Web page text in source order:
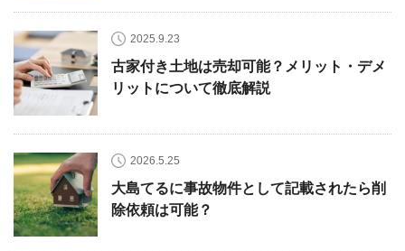
2025.9.23
古家付き土地は売却可能？メリット・デメ
リットについて徹底解説
2026.5.25
大島てるに事故物件として記載されたら削
除依頼は可能？